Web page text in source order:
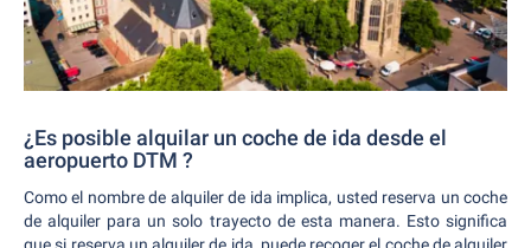
¿Es posible alquilar un coche de ida desde el
aeropuerto DTM ?
Como el nombre de alquiler de ida implica, usted reserva un coche
de alquiler para un solo trayecto de esta manera. Esto significa